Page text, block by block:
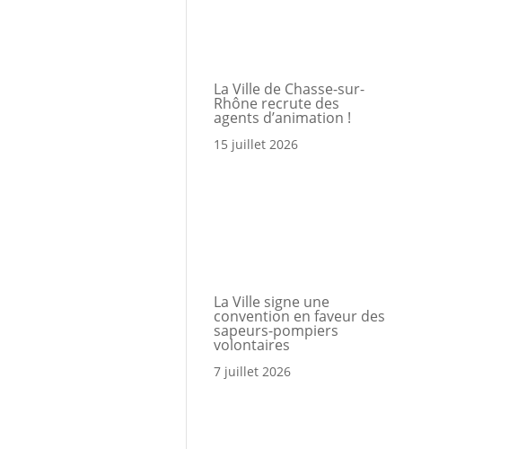
La Ville de Chasse-sur-
Rhône recrute des
agents d’animation !
15 juillet 2026
La Ville signe une
convention en faveur des
sapeurs-pompiers
volontaires
7 juillet 2026